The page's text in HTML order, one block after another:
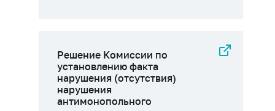
Решение Комиссии по
установлению факта
нарушения (отсутствия)
нарушения
антимонопольного